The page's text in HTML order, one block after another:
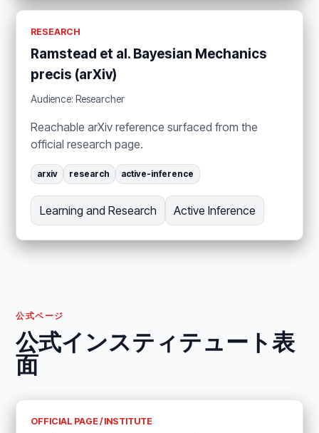
RESEARCH
Ramstead et al. Bayesian Mechanics
precis (arXiv)
Audience: Researcher
Reachable arXiv reference surfaced from the
official research page.
arxiv research active-inference
Learning and Research Active Inference
公式ページ
公式インスティテュート表
面
OFFICIAL PAGE / INSTITUTE